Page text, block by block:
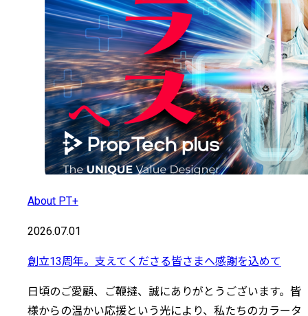
About PT+
2026.07.01
創立13周年。支えてくださる皆さまへ感謝を込めて
日頃のご愛顧、ご鞭撻、誠にありがとうございます。皆
様からの温かい応援という光により、私たちのカラータ